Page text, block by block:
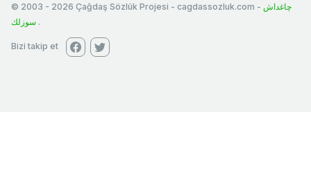
© 2003 - 2026 Çağdaş Sözlük Projesi - cagdassozluk.com - چاغداش
سوزلك .
Bizi takip et